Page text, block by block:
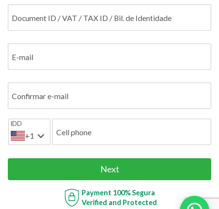
Document ID / VAT / TAX ID / Bil. de Identidade
E-mail
Confirmar e-mail
IDD
+1 Cell phone
Next
Payment 100% Segura
Verified and Protected